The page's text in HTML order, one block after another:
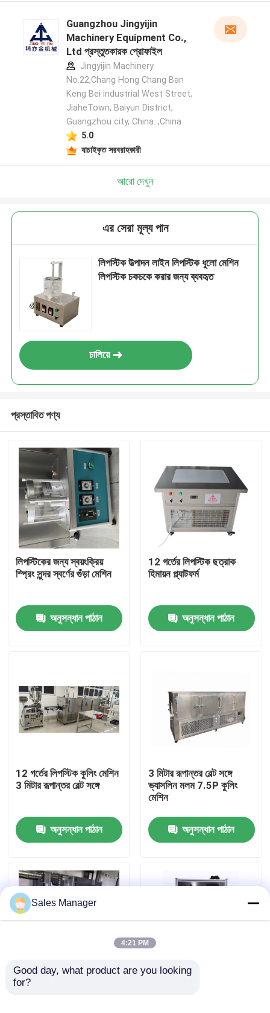
পণ্য
আমাদের সম্পর্কে
কারখানা ভ্রমণ
উদ্ধৃতির জন্য আবেদন
স্বয়ংক্রিয় ঠোঁট গ্লস ফিলিং মেশিন
Guangzhou Jingyijin
Machinery Equipment Co.,
Ltd প্রস্তুতকারক প্রোফাইল
Jingyijin Machinery
No.22,Chang Hong Chang Ban
Keng Bei industrial West Street,
JiaheTown, Baiyun District,
Guangzhou city, China. ,China
5.0
যাচাইকৃত সরবরাহকারী
আরো দেখুন
এর সেরা মূল্য পান
লিপস্টিক উত্পাদন লাইন লিপস্টিক ধুলো মেশিন
লিপস্টিক চকচকে করার জন্য ব্যবহৃত
চালিয়ে
প্রস্তাবিত পণ্য
লিপস্টিকের জন্য স্বয়ংক্রিয়
স্প্রিং সুন্দর স্বর্ণের গুঁড়া মেশিন
অনুসন্ধান পাঠান
12 গর্তের লিপস্টিক ছত্রাক
হিমায়ন প্ল্যাটফর্ম
অনুসন্ধান পাঠান
12 গর্তের লিপস্টিক কুলিং মেশিন
3 মিটার রূপান্তর বেল্ট সঙ্গে
অনুসন্ধান পাঠান
3 মিটার রূপান্তর বেল্ট সঙ্গে
ভ্যাসলিন মলম 7.5P কুলিং
মেশিন
অনুসন্ধান পাঠান
স্বয়ংক্রিয় 12 গর্ত লিপবালম
Sales Manager
4:21 PM
Good day, what product are you looking
for?